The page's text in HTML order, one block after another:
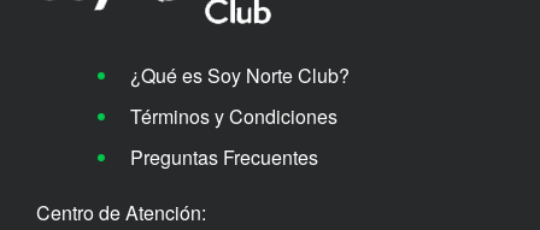
¿Qué es Soy Norte Club?
Términos y Condiciones
Preguntas Frecuentes
Centro de Atención: